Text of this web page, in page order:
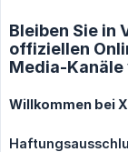
Bleiben Sie in
offiziellen
Media-Kanäle
Willkommen bei